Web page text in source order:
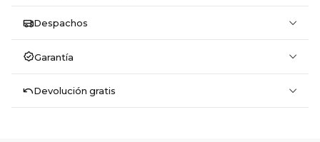
Despachos
Garantía
Devolución gratis